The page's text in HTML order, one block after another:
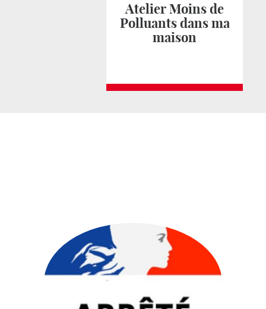
Atelier Moins de
Polluants dans ma
maison